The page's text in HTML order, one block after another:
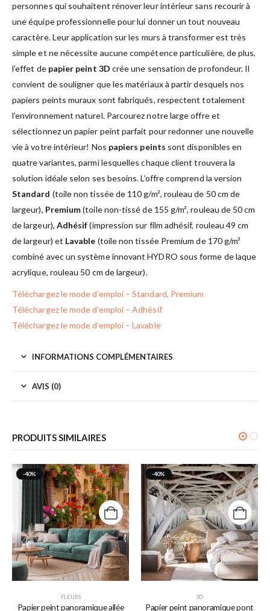
personnes qui souhaitent rénover leur intérieur sans recourir à
une équipe professionnelle pour lui donner un tout nouveau
caractère. Leur application sur les murs à transformer est très
simple et ne nécessite aucune compétence particulière, de plus,
l’effet de papier peint 3D crée une sensation de profondeur. Il
convient de souligner que les matériaux à partir desquels nos
papiers peints muraux sont fabriqués, respectent totalement
l’environnement naturel. Parcourez notre large offre et
sélectionnez un papier peint parfait pour redonner une nouvelle
vie à votre intérieur! Nos papiers peints sont disponibles en
quatre variantes, parmi lesquelles chaque client trouvera la
solution idéale selon ses besoins. L’offre comprend la version
Standard (toile non tissée de 110 g/m², rouleau de 50 cm de
largeur), Premium(toile non-tissé de 155 g/m², rouleau de 50 cm
de largeur), Adhésif(impression sur film adhésif, rouleau 49 cm
de largeur) et Lavable (toile non tissée Premium de 170 g/m²
combiné avec un système innovant HYDRO sous forme de laque
acrylique, rouleau 50 cm de largeur).
Téléchargez le mode d’emploi – Standard, Premium
Téléchargez le mode d’emploi – Adhésif
Téléchargez le mode d’emploi – Lavable
INFORMATIONS COMPLÉMENTAIRES
AVIS (0)
PRODUITS SIMILAIRES
-40%
FLEURS
Papier peint panoramique allée
-40%
3D
Papier peint panoramique pont